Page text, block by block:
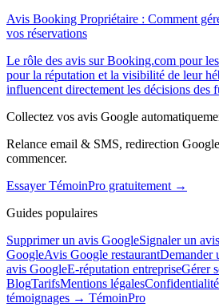
Avis Booking Propriétaire : Comment
vos réservations
Le rôle des avis sur Booking.com pour
pour la réputation et la visibilité de leur
influencent directement les décisions des
Collectez vos avis Google
Relance email & SMS, redirection
commencer.
Essayer TémoinPro gratuitement →
Guides populaires
Supprimer un avis GoogleSignaler un
GoogleAvis Google restaurantDemander
avis GoogleE-réputation entrepriseGérer
BlogTarifsMentions légalesConfidentialité
témoignages → TémoinPro